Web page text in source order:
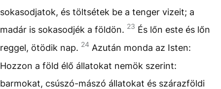
sokasodjatok, és töltsétek be a tenger vizeit; a
madár is sokasodjék a földön. 23 És lőn este és lőn
reggel, ötödik nap. 24 Azután monda az Isten:
Hozzon a föld élő állatokat nemök szerint:
barmokat, csúszó-mászó állatokat és szárazföldi